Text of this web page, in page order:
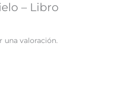
– Libro
una valoración.